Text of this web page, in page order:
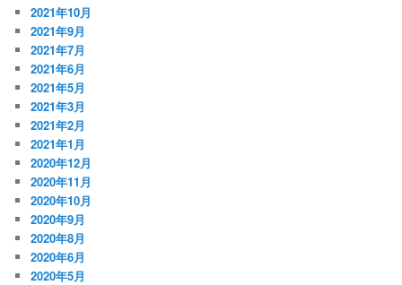
2021年10月
2021年9月
2021年7月
2021年6月
2021年5月
2021年3月
2021年2月
2021年1月
2020年12月
2020年11月
2020年10月
2020年9月
2020年8月
2020年6月
2020年5月